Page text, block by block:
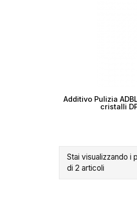
Additivo Pulizia
cristalli
Stai visualizzando i
di 2 articoli